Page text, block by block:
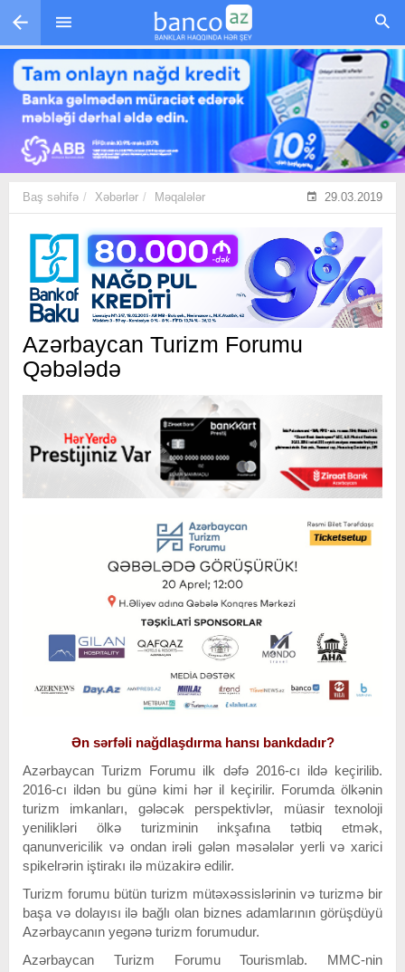
Skip to main content
Baş səhifə Xəbərlər Məqalələr 29.03.2019
Azərbaycan Turizm Forumu
Qəbələdə
Ən sərfəli nağdlaşdırma hansı bankdadır?
Azərbaycan Turizm Forumu ilk dəfə 2016-cı ildə keçirilib.
2016-cı ildən bu günə kimi hər il keçirilir. Forumda ölkənin
turizm imkanları, gələcək perspektivlər, müasir texnoloji
yenilikləri ölkə turizminin inkşafına tətbiq etmək,
qanunvericilik və ondan irəli gələn məsələlər yerli və xarici
spikelrərin iştirakı ilə müzakirə edilir.
Turizm forumu bütün turizm mütəxəssislərinin və turizmə bir
başa və dolayısı ilə bağlı olan biznes adamlarının görüşdüyü
Azərbaycanın yegənə turizm forumudur.
Azərbaycan Turizm Forumu Tourismlab. MMC-nin